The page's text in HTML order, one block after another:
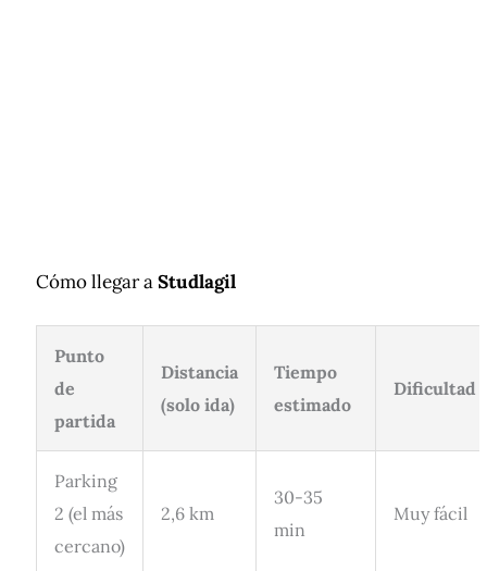
Cómo llegar aStudlagil
Punto
de
partida
Distancia
(solo ida)
Tiempo
estimado
Dificultad
Parking
2 (el más
cercano)
2,6 km
30-35
min
Muy fácil